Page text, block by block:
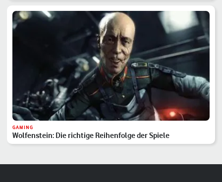
GAMING
Wolfenstein: Die richtige Reihenfolge der Spiele